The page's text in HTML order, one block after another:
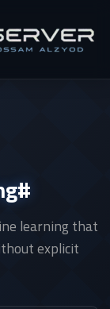
#Machine_Learning
learning that
explicit